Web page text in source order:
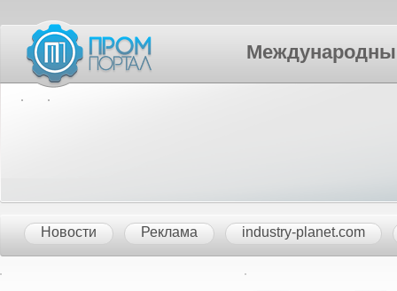
Международный
Новости Реклама industry-planet.com